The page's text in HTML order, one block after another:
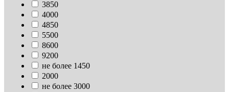
3850
4000
4850
5500
8600
9200
не более 1450
2000
не более 3000